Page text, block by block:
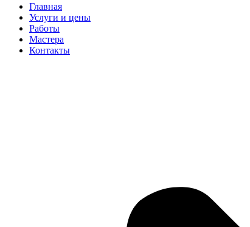
Главная
Услуги и цены
Работы
Мастера
Контакты